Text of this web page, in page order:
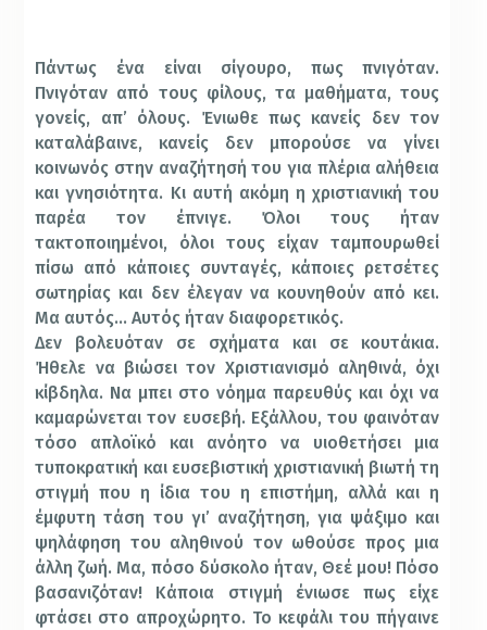
Πάντως ένα είναι σίγουρο, πως πνιγόταν.
Πνιγόταν από τους φίλους, τα μαθήματα, τους
γονείς, απ’ όλους. Ένιωθε πως κανείς δεν τον
καταλάβαινε, κανείς δεν μπορούσε να γίνει
κοινωνός στην αναζήτησή του για πλέρια αλήθεια
και γνησιότητα. Κι αυτή ακόμη η χριστιανική του
παρέα τον έπνιγε. Όλοι τους ήταν
τακτοποιημένοι, όλοι τους είχαν ταμπουρωθεί
πίσω από κάποιες συνταγές, κάποιες ρετσέτες
σωτηρίας και δεν έλεγαν να κουνηθούν από κει.
Μα αυτός… Αυτός ήταν διαφορετικός.
Δεν βολευόταν σε σχήματα και σε κουτάκια.
Ήθελε να βιώσει τον Χριστιανισμό αληθινά, όχι
κίβδηλα. Να μπει στο νόημα παρευθύς και όχι να
καμαρώνεται τον ευσεβή. Εξάλλου, του φαινόταν
τόσο απλοϊκό και ανόητο να υιοθετήσει μια
τυποκρατική και ευσεβιστική χριστιανική βιωτή τη
στιγμή που η ίδια του η επιστήμη, αλλά και η
έμφυτη τάση του γι’ αναζήτηση, για ψάξιμο και
ψηλάφηση του αληθινού τον ωθούσε προς μια
άλλη ζωή. Μα, πόσο δύσκολο ήταν, Θεέ μου! Πόσο
βασανιζόταν! Κάποια στιγμή ένιωσε πως είχε
φτάσει στο απροχώρητο. Το κεφάλι του πήγαινε